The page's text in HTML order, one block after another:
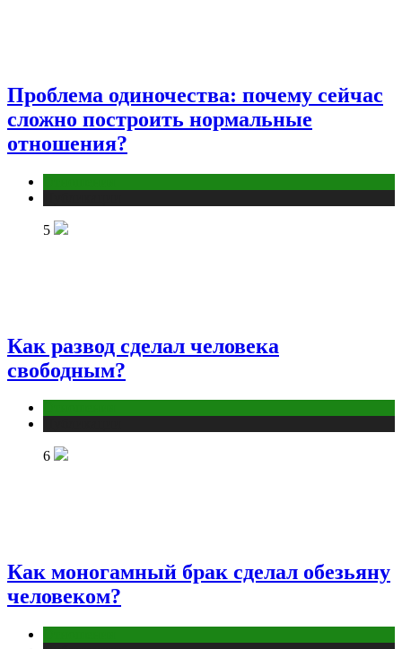
Проблема одиночества: почему сейчас
сложно построить нормальные
отношения?
5
Как развод сделал человека
свободным?
6
Как моногамный брак сделал обезьяну
человеком?